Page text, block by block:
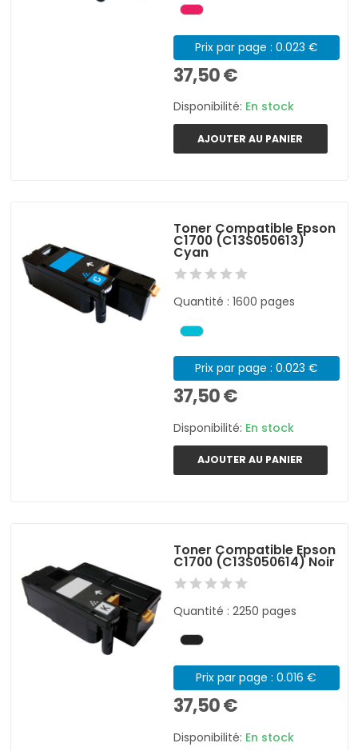
Prix par page : 0.023 €
37,50 €
Disponibilité: En stock
AJOUTER AU PANIER
Toner Compatible Epson
C1700 (C13S050613)
Cyan
Quantité : 1600 pages
Prix par page : 0.023 €
37,50 €
Disponibilité: En stock
AJOUTER AU PANIER
Toner Compatible Epson
C1700 (C13S050614) Noir
Quantité : 2250 pages
Prix par page : 0.016 €
37,50 €
Disponibilité: En stock